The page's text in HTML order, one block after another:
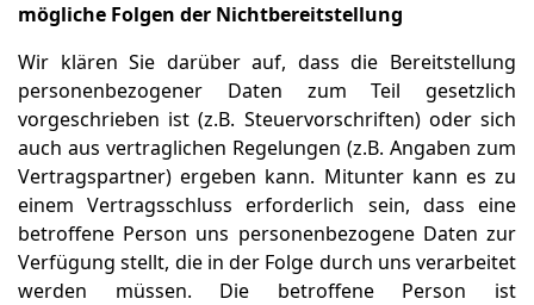
mögliche Folgen der Nichtbereitstellung
Wir klären Sie darüber auf, dass die Bereitstellung
personenbezogener Daten zum Teil gesetzlich
vorgeschrieben ist (z.B. Steuervorschriften) oder sich
auch aus vertraglichen Regelungen (z.B. Angaben zum
Vertragspartner) ergeben kann. Mitunter kann es zu
einem Vertragsschluss erforderlich sein, dass eine
betroffene Person uns personenbezogene Daten zur
Verfügung stellt, die in der Folge durch uns verarbeitet
werden müssen. Die betroffene Person ist